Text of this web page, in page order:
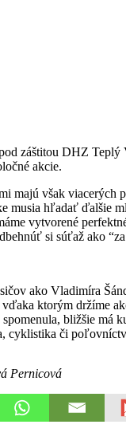
záštitou DHZ
akcie.
však viacerých
musia hľadať ďalšie
vytvorené
si súťaž ako
ako Vladimíra
ktorým držíme
bližšie má
cyklistika či
Pernicová